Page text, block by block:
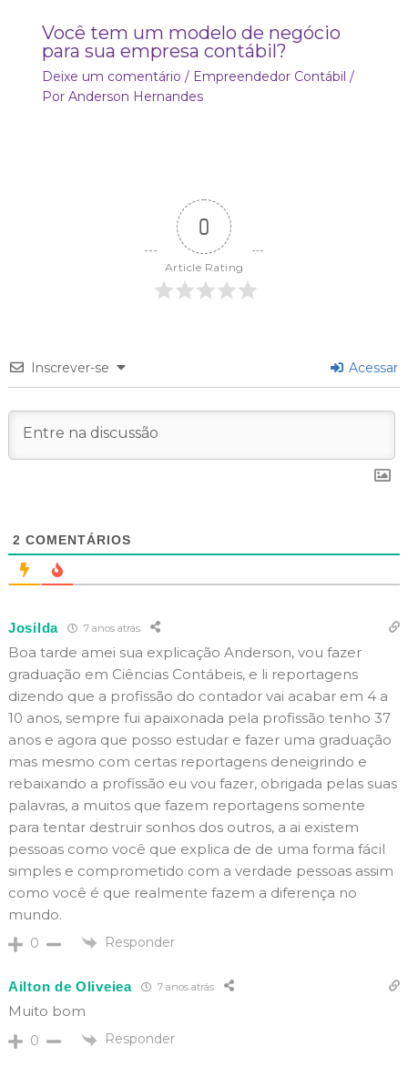
Você tem um modelo de negócio
para sua empresa contábil?
Deixe um comentário / Empreendedor Contábil /
Por Anderson Hernandes
0
Article Rating
Inscrever-se Acessar
2 COMENTÁRIOS
Josilda 7 anos atrás
Boa tarde amei sua explicação Anderson, vou fazer
graduação em Ciências Contábeis, e li reportagens
dizendo que a profissão do contador vai acabar em 4 a
10 anos, sempre fui apaixonada pela profissão tenho 37
anos e agora que posso estudar e fazer uma graduação
mas mesmo com certas reportagens deneigrindo e
rebaixando a profissão eu vou fazer, obrigada pelas suas
palavras, a muitos que fazem reportagens somente
para tentar destruir sonhos dos outros, a ai existem
pessoas como você que explica de de uma forma fácil
simples e comprometido com a verdade pessoas assim
como você é que realmente fazem a diferença no
mundo.
0 Responder
Ailton de Oliveiea 7 anos atrás
Muito bom
0 Responder